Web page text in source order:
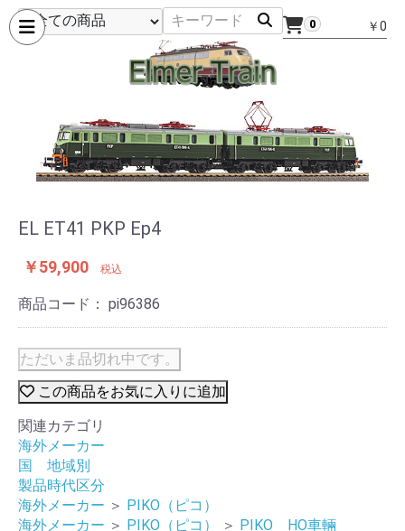
0 ￥0
EL ET41 PKP Ep4
￥59,900 税込
商品コード： pi96386
ただいま品切れ中です。
この商品をお気に入りに追加
関連カテゴリ
海外メーカー
国 地域別
製品時代区分
海外メーカー ＞ PIKO（ピコ）
海外メーカー ＞ PIKO（ピコ） ＞ PIKO HO車輛